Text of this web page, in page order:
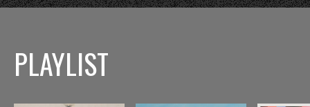
PLAYLIST